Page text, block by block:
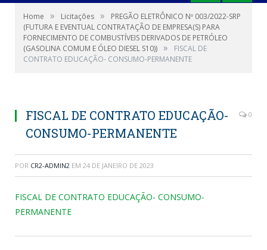
Home » Licitações »
PREGÃO ELETRÔNICO Nº 003/2022-SRP
(FUTURA E EVENTUAL CONTRATAÇÃO DE EMPRESA(S) PARA
FORNECIMENTO DE COMBUSTÍVEIS DERIVADOS DE PETRÓLEO
(GASOLINA COMUM E ÓLEO DIESEL S10)) »
FISCAL DE
CONTRATO EDUCAÇÃO- CONSUMO-PERMANENTE
FISCAL DE CONTRATO EDUCAÇÃO-
CONSUMO-PERMANENTE
0
POR CR2-ADMIN2 EM 24 DE JANEIRO DE 2023
FISCAL DE CONTRATO EDUCAÇÃO- CONSUMO-
PERMANENTE